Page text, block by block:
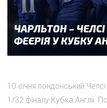
10 січня лондонський
1/32 фіналу Кубка Англії.